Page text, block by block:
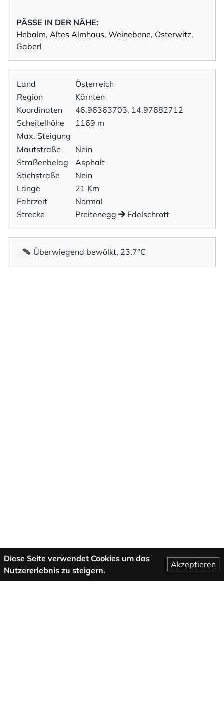
PÄSSE IN DER NÄHE:
Hebalm, Altes Almhaus, Weinebene, Osterwitz,
Gaberl
Land
Österreich
Region
Kärnten
Koordinaten
46.96363703, 14.97682712
Scheitelhöhe
1169 m
Max. Steigung
Mautstraße
Nein
Straßenbelag
Asphalt
Stichstraße
Nein
Länge
21 Km
Fahrzeit
Normal
Strecke
Preitenegg Edelschrott
Überwiegend bewölkt, 23.7°C
Diese Seite verwendet Cookies um das
Nutzererlebnis zu steigern.
Akzeptieren